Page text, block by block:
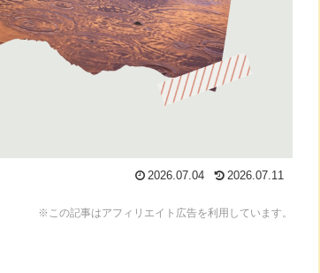
2026.07.04 2026.07.11
※この記事はアフィリエイト広告を利用しています。